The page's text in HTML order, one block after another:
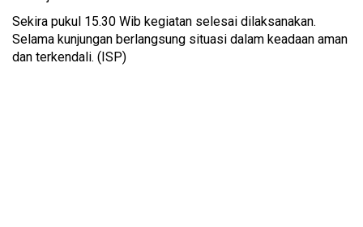
Sekira pukul 15.30 Wib kegiatan selesai dilaksanakan.
Selama kunjungan berlangsung situasi dalam keadaan aman
dan terkendali. (ISP)